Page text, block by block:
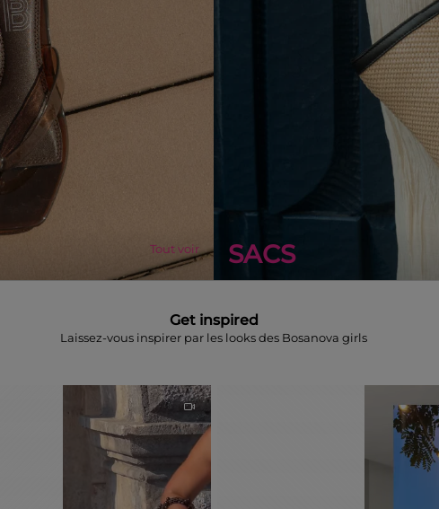
Tout voir SACS
Get inspired
Laissez-vous inspirer par les looks des Bosanova girls